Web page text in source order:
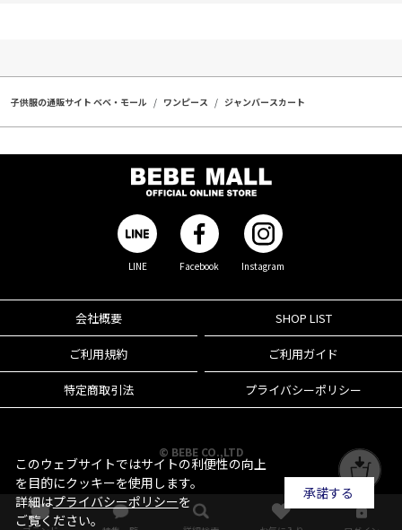
子供服の通販サイト ベベ・モール ワンピース ジャンバースカート
LINE Facebook Instagram
会社概要 SHOP LIST
ご利用規約 ご利用ガイド
特定商取引法 プライバシーポリシー
© BEBE CO.,LTD
このウェブサイトではサイトの利便性の向上
を目的にクッキーを使用します。
詳細はプライバシーポリシーを
ご覧ください。
承諾する